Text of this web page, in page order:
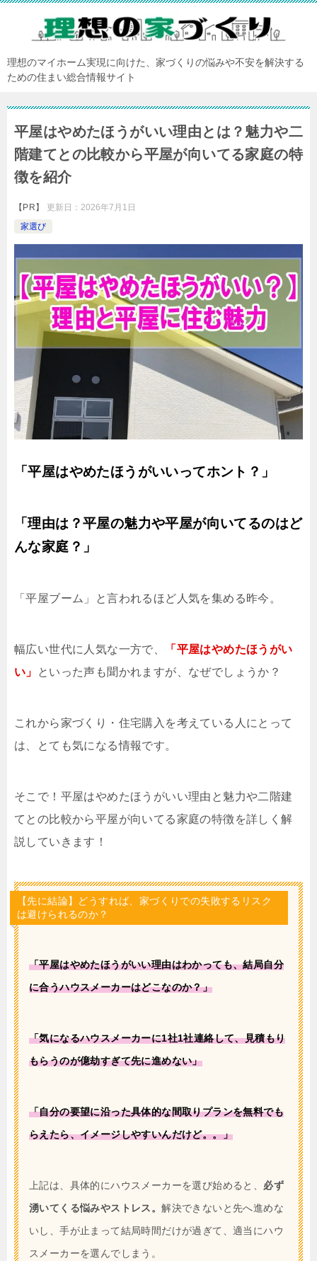
理想のマイホーム実現に向けた、家づくりの悩みや不安を解決する
ための住まい総合情報サイト
平屋はやめたほうがいい理由とは？魅力や二
階建てとの比較から平屋が向いてる家庭の特
徴を紹介
【PR】 更新日： 2026年7月1日
家選び
「平屋はやめたほうがいいってホント？」
「理由は？平屋の魅力や平屋が向いてるのはど
んな家庭？」
「平屋ブーム」と言われるほど人気を集める昨今。
幅広い世代に人気な一方で、
「平屋はやめたほうがい
い」
といった声も聞かれますが、なぜでしょうか？
これから家づくり・住宅購入を考えている人にとって
は、とても気になる情報です。
そこで！平屋はやめたほうがいい理由と魅力や二階建
てとの比較から平屋が向いてる家庭の特徴を詳しく解
説していきます！
【先に結論】どうすれば、家づくりでの失敗するリスク
は避けられるのか？
「平屋はやめたほうがいい理由はわかっても、結局自分
に合うハウスメーカーはどこなのか？」
「気になるハウスメーカーに1社1社連絡して、見積もり
もらうのが億劫すぎて先に進めない」
「自分の要望に沿った具体的な間取りプランを無料でも
らえたら、イメージしやすいんだけど。。」
上記は、具体的にハウスメーカーを選び始めると、 必ず
湧いてくる悩みやストレス。解決できないと先へ進めな
いし、手が止まって結局時間だけが過ぎて、適当にハウ
スメーカーを選んでしまう。